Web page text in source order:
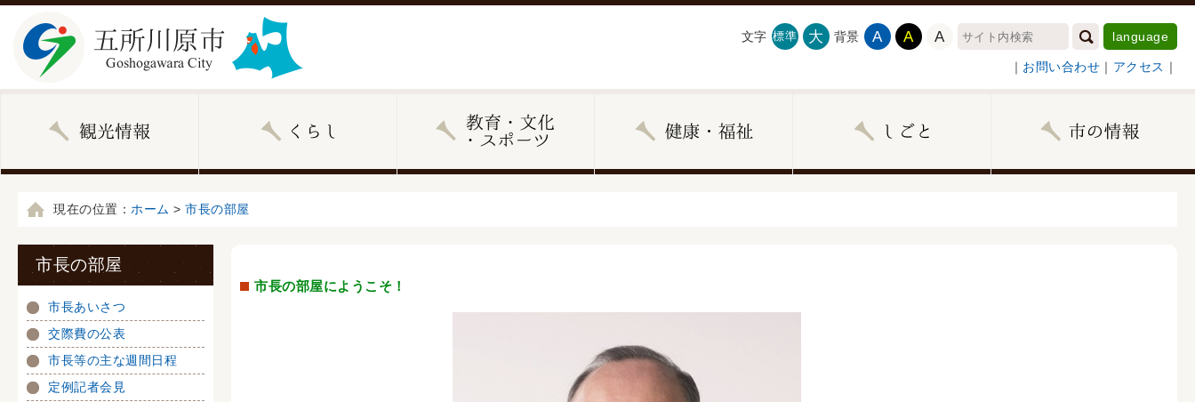
文字 標準 大 背景 A A A language
｜ お問い合わせ ｜ アクセス ｜
現在の位置： ホーム > 市長の部屋
市長の部屋にようこそ！
市長の部屋
市長あいさつ
交際費の公表
市長等の主な週間日程
定例記者会見